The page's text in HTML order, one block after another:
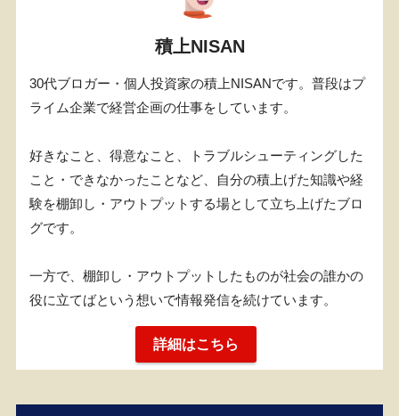
積上NISAN
30代ブロガー・個人投資家の積上NISANです。普段はプ
ライム企業で経営企画の仕事をしています。
好きなこと、得意なこと、トラブルシューティングした
こと・できなかったことなど、自分の積上げた知識や経
験を棚卸し・アウトプットする場として立ち上げたブロ
グです。
一方で、棚卸し・アウトプットしたものが社会の誰かの
役に立てばという想いで情報発信を続けています。
詳細はこちら